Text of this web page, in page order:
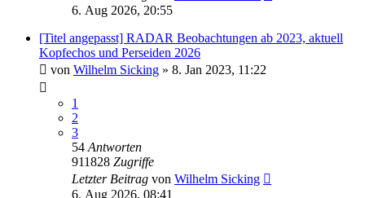
6. Aug 2026, 20:55
[Titel angepasst] RADAR Beobachtungen ab 2023, aktuell
Kopfechos und Perseiden 2026
von Wilhelm Sicking » 8. Jan 2023, 11:22
1
2
3
54 Antworten
911828 Zugriffe
Letzter Beitrag von Wilhelm Sicking
6. Aug 2026, 08:41